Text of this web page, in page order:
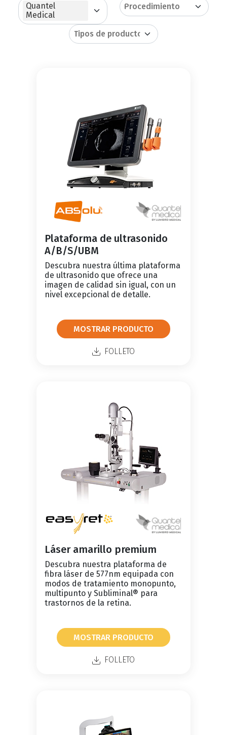
Quantel
Medical
Plataforma de ultrasonido
A/B/S/UBM
Descubra nuestra última plataforma
de ultrasonido que ofrece una
imagen de calidad sin igual, con un
nivel excepcional de detalle.
MOSTRAR PRODUCTO
FOLLETO
Láser amarillo premium
Descubra nuestra plataforma de
fibra láser de 577nm equipada con
modos de tratamiento monopunto,
multipunto y Subliminal® para
trastornos de la retina.
MOSTRAR PRODUCTO
FOLLETO